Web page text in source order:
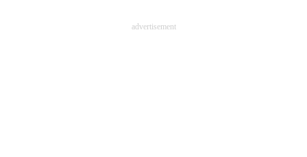
advertisement